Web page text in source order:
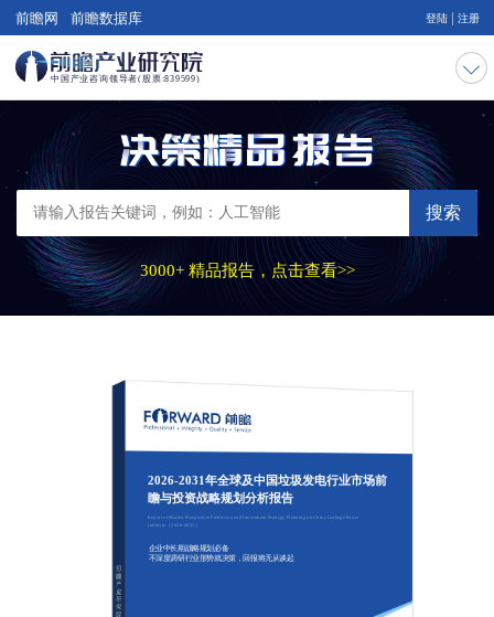
前瞻网 前瞻数据库 登陆 注册
搜索
3000+ 精品报告，点击查看>>
2026-2031年全球及中国垃圾发电行业市场前
瞻与投资战略规划分析报告
Report of Market Prospective Prediction and Investment Strategy Planning on China Garbage Power
Industry（2026-2031）
企业中长期战略规划必备
不深度调研行业形势就决策，回报将无从谈起